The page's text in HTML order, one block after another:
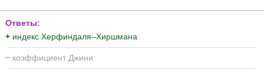
Ответы:
+ индекс Херфиндаля–Хиршмана
− коэффициент Джини